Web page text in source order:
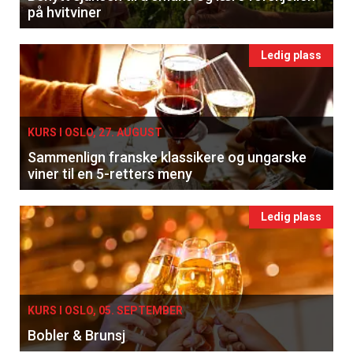
på hvitviner
Ledig plass
KURS I OSLO, 27. AUGUST
Sammenlign franske klassikere og ungarske
viner til en 5-retters meny
Ledig plass
KURS I OSLO, 05. SEPTEMBER
Bobler & Brunsj